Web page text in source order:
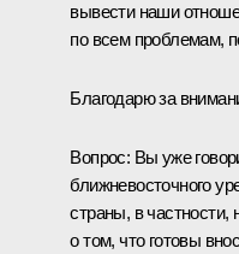
вывести наши
по всем проблемам,
Благодарю за
Вопрос: Вы уже
ближневосточного
страны, в
о том, что готовы